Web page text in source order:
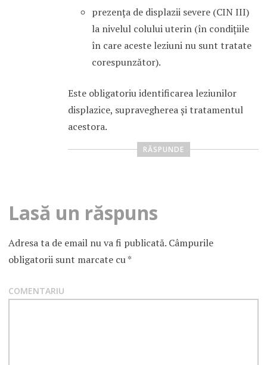
prezenţa de displazii severe (CIN III)
la nivelul colului uterin (în condiţiile
în care aceste leziuni nu sunt tratate
corespunzător).
Este obligatoriu identificarea leziunilor
displazice, supravegherea şi tratamentul
acestora.
RĂSPUNDE
Lasă un răspuns
Adresa ta de email nu va fi publicată.Câmpurile
obligatorii sunt marcate cu*
COMENTARIU